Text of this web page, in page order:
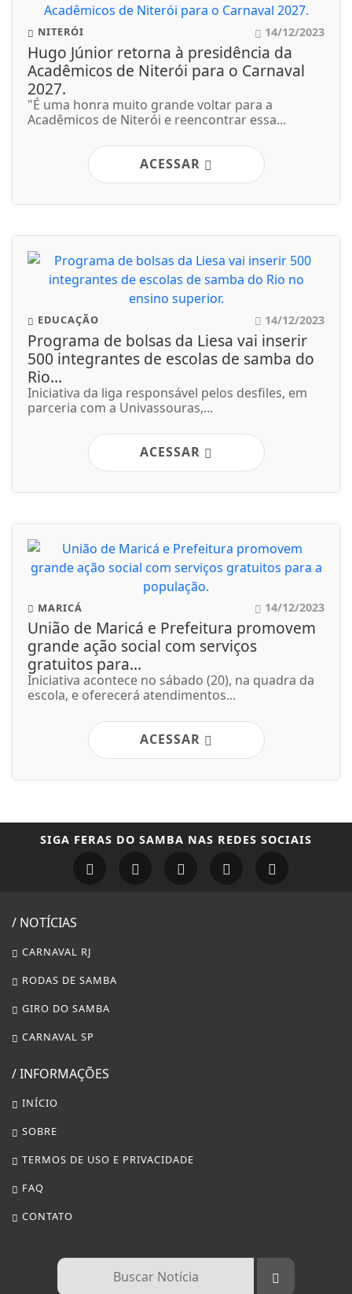
NITERÓI 14/12/2023
Hugo Júnior retorna à presidência da
Acadêmicos de Niterói para o Carnaval
2027.
"É uma honra muito grande voltar para a
Acadêmicos de Niterói e reencontrar essa...
ACESSAR
EDUCAÇÃO 14/12/2023
Programa de bolsas da Liesa vai inserir
500 integrantes de escolas de samba do
Rio...
Iniciativa da liga responsável pelos desfiles, em
parceria com a Univassouras,...
ACESSAR
MARICÁ 14/12/2023
União de Maricá e Prefeitura promovem
grande ação social com serviços
gratuitos para...
Iniciativa acontece no sábado (20), na quadra da
escola, e oferecerá atendimentos...
ACESSAR
SIGA FERAS DO SAMBA NAS REDES SOCIAIS
/ NOTÍCIAS
CARNAVAL RJ
RODAS DE SAMBA
GIRO DO SAMBA
CARNAVAL SP
/ INFORMAÇÕES
INÍCIO
SOBRE
TERMOS DE USO E PRIVACIDADE
FAQ
CONTATO